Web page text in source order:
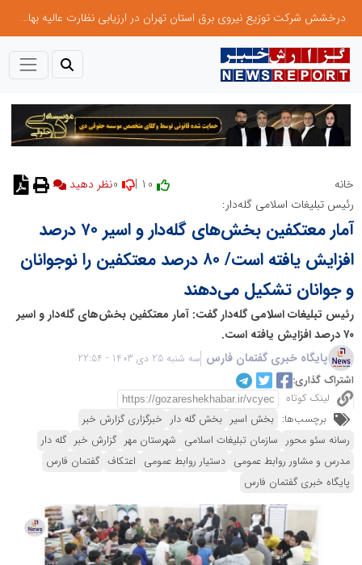
درخشش شرکت توزیع نیروی برق استان تهران در ارزیابی نظارت عالیه بهام توانیر
خانه
نظر دهید
رئیس تبلیغات اسلامی گله‌دار:
آمار معتکفین بخش‌های گله‌دار و اسیر ۷۰ درصد
افزایش یافته است/ ۸۰ درصد معتکفین را نوجوانان
و جوانان تشکیل می‌دهند
رئیس تبلیغات اسلامی گله‌دار گفت: آمار معتکفین بخش‌های گله‌دار و اسیر
۷۰ درصد افزایش یافته است.
پایگاه خبری گفتمان فارس سه شنبه 25 دی 1403 - 22:54
اشتراک گذاری:
لینک کوتاه
برچسب‌ها: بخش اسیر بخش گله دار خبرگزاری گزارش خبر
رسانه سئو محور سازمان تبلیغات اسلامی شهرستان مهر گزارش خبر گله دار
مدرس و مشاور روابط عمومی دستیار روابط عمومی اعتکاف گفتمان فارس
پایگاه خبری گفتمان فارس